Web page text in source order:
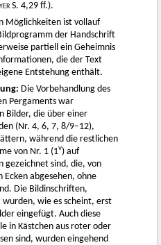
S. 4,29 ff.).
Möglichkeiten ist vollauf
der Handschrift
partiell ein Geheimnis
die der Text
Entstehung enthält.
Die Vorbehandlung des
Pergaments war
Bilder, die über einer
(Nr. 4, 6, 7, 8/9–12),
während die restlichen
von Nr. 1 (1v) auf
gezeichnet sind, die, von
Ecken abgesehen, ohne
Die Bildinschriften,
wie es scheint, erst
eingefügt. Auch diese
in Kästchen aus roter oder
sind, wurden eingehend